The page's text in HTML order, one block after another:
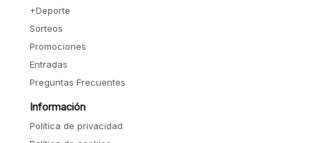
+Deporte
Sorteos
Promociones
Entradas
Preguntas Frecuentes
Información
Política de privacidad